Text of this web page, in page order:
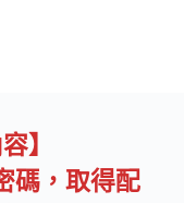
】
碼，取得配